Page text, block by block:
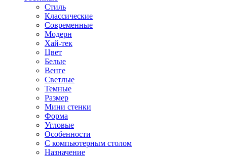
Стиль
Классические
Современные
Модерн
Хай-тек
Цвет
Белые
Венге
Светлые
Темные
Размер
Мини стенки
Форма
Угловые
Особенности
С компьютерным столом
Назначение